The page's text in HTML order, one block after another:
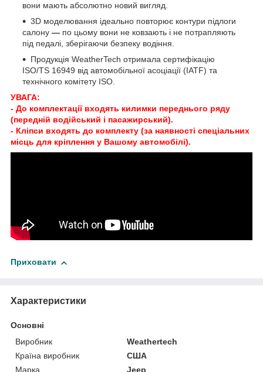
вони мають абсолютно новий вигляд.
3D моделювання ідеально повторює контури підлоги
салону — по цьому вони не ковзають і не потрапляють
під педалі, зберігаючи безпеку водіння.
Продукція WeatherTech отримала сертифікацію
ISO/TS 16949 від автомобільної асоціації (IATF) та
технічного комітету ISO.
УВАГА:
- До комплектації входять килимки переднього ряду
(передній водійський і пасажирський).
- Кліпси входять до комплекту (за наявності спеціальних
місць для кріплення у Вашому автомобілі).
Приховати
Характеристики
Основні
Виробник
Weathertech
Країна виробник
США
Марка
Jeep